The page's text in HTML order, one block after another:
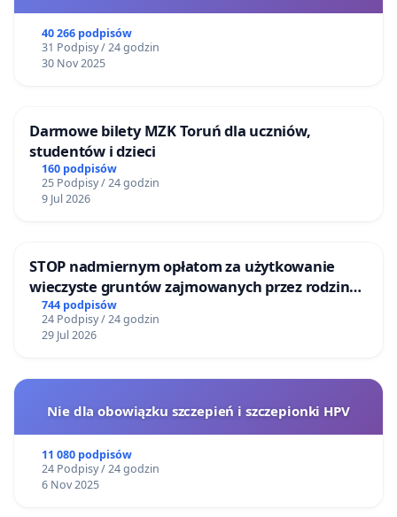
40 266 podpisów
31 Podpisy / 24 godzin
30 Nov 2025
Darmowe bilety MZK Toruń dla uczniów,
studentów i dzieci
160 podpisów
25 Podpisy / 24 godzin
9 Jul 2026
STOP nadmiernym opłatom za użytkowanie
wieczyste gruntów zajmowanych przez rodzinne
ogrody działkowe.
744 podpisów
24 Podpisy / 24 godzin
29 Jul 2026
Nie dla obowiązku szczepień i szczepionki HPV
11 080 podpisów
24 Podpisy / 24 godzin
6 Nov 2025